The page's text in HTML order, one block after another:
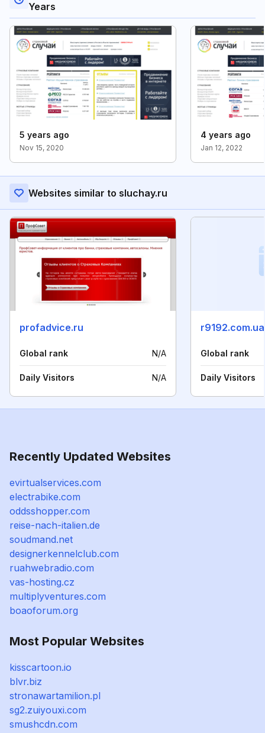
Years
5 years ago
Nov 15, 2020
4 years ago
Jan 12, 2022
Websites similar to sluchay.ru
profadvice.ru
Global rank N/A
Daily Visitors N/A
r9192.com.ua
Global rank
Daily Visitors
Recently Updated Websites
evirtualservices.com
electrabike.com
oddsshopper.com
reise-nach-italien.de
soudmand.net
designerkennelclub.com
ruahwebradio.com
vas-hosting.cz
multiplyventures.com
boaoforum.org
Most Popular Websites
kisscartoon.io
blvr.biz
stronawartamilion.pl
sg2.zuiyouxi.com
smushcdn.com